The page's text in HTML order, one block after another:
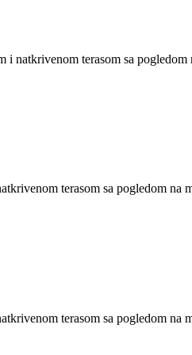
natkrivenom terasom sa pogledom
terasom sa pogledom na
terasom sa pogledom na